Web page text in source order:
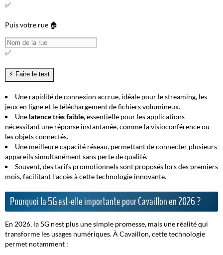
✅
Puis votre rue 🏠
✅
Une rapidité de connexion accrue, idéale pour le streaming, les
jeux en ligne et le téléchargement de fichiers volumineux.
Une latence très faible, essentielle pour les applications
nécessitant une réponse instantanée, comme la visioconférence ou
les objets connectés.
Une meilleure capacité réseau, permettant de connecter plusieurs
appareils simultanément sans perte de qualité.
Souvent, des tarifs promotionnels sont proposés lors des premiers
mois, facilitant l'accès à cette technologie innovante.
Pourquoi la 5G est-elle importante pour Cavaillon en 2026 ?
En 2026, la 5G n'est plus une simple promesse, mais une réalité qui
transforme les usages numériques. À Cavaillon, cette technologie
permet notamment :